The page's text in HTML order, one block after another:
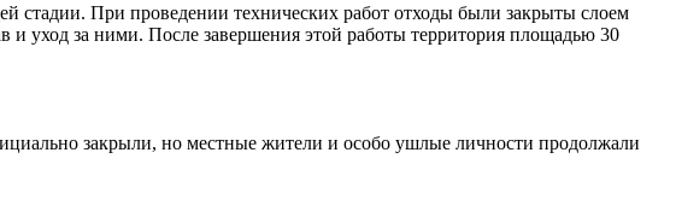
стадии. При проведении технических работ отходы были закрыты слоем
и уход за ними. После завершения этой работы территория площадью 30
закрыли, но местные жители и особо ушлые личности продолжали